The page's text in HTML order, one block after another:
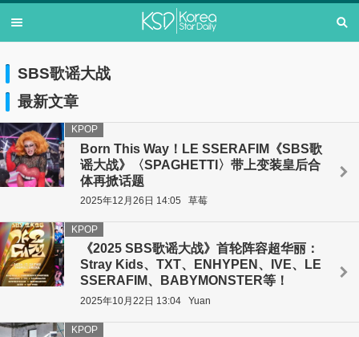
SBS歌谣大战
最新文章
Born This Way！LE SSERAFIM《SBS歌
谣大战》〈SPAGHETTI〉带上变装皇后合
体再掀话题
KPOP
2025年12月26日 14:05 草莓
《2025 SBS歌谣大战》首轮阵容超华丽：
Stray Kids、TXT、ENHYPEN、IVE、LE
SSERAFIM、BABYMONSTER等！
KPOP
2025年10月22日 13:04 Yuan
KPOP